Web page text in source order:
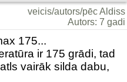
veicis/autors/pēc Aldiss
Autors: 7 gadi
175...
ir 175 grādi, tad
vairāk silda dabu,